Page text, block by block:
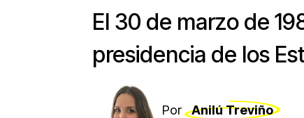
El 30 de marzo de
presidencia de los
Por
Anilú Treviño